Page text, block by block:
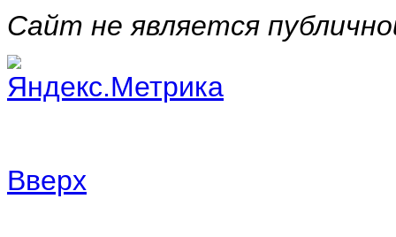
Сайт не является
Вверх